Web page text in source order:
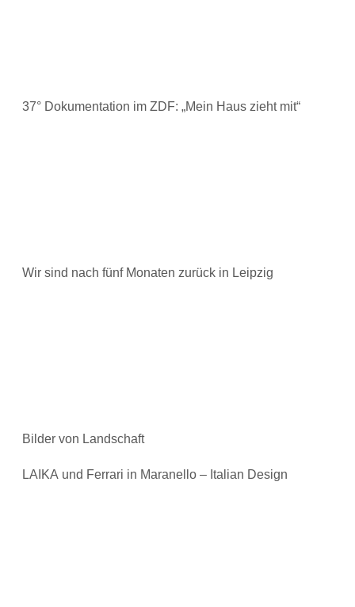
37° Dokumentation im ZDF: „Mein Haus zieht mit“
Wir sind nach fünf Monaten zurück in Leipzig
Bilder von Landschaft
LAIKA und Ferrari in Maranello – Italian Design